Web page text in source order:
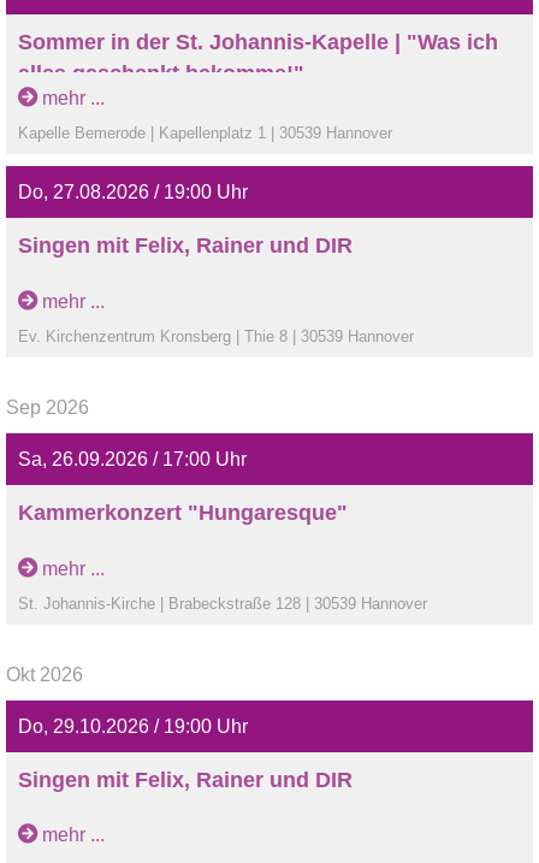
Sommer in der St. Johannis-Kapelle | "Was ich
alles geschenkt bekomme!"
Dietmar Zeretzke
Snacks vor der Bemeroder Kapelle
mehr ...
Kapelle Bemerode | Kapellenplatz 1 | 30539 Hannover
Do, 27.08.2026 / 19:00 Uhr
Singen mit Felix, Rainer und DIR
Lieder aus den Freitönen gemeinsam singen
mehr ...
Ev. Kirchenzentrum Kronsberg | Thie 8 | 30539 Hannover
Sep 2026
Sa, 26.09.2026 / 17:00 Uhr
Kammerkonzert "Hungaresque"
Klaviertrios von Beethoven, Kodaly und Brahms mit Anna-
Maria Brödel, Johannes Brödel und Hansjacob Staemmler.
Benefizkonzert zugunsten der Kirchenmusik in St.
mehr ...
St. Johannis-Kirche | Brabeckstraße 128 | 30539 Hannover
Okt 2026
Do, 29.10.2026 / 19:00 Uhr
Singen mit Felix, Rainer und DIR
Lieder aus den Freitönen gemeinsam singen
mehr ...